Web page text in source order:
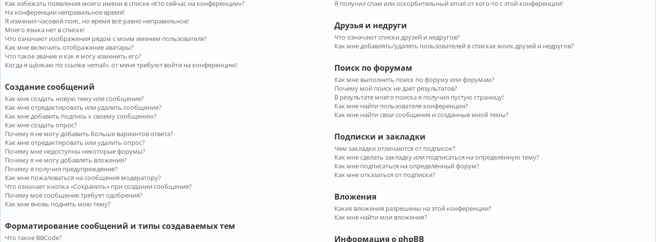
Как избежать появления моего имени в списке «Кто сейчас на конференции»?
На конференции неправильное время!
Я изменил часовой пояс, но время всё равно неправильное!
Моего языка нет в списке!
Что означают изображения рядом с моим именем пользователя?
Как мне включить отображение аватары?
Что такое звание и как я могу изменить его?
Когда я щёлкаю по ссылке «email», от меня требуют войти на конференцию!
Создание сообщений
Как мне создать новую тему или сообщение?
Как мне отредактировать или удалить сообщение?
Как мне добавить подпись к своему сообщению?
Как мне создать опрос?
Почему я не могу добавить больше вариантов ответа?
Как мне отредактировать или удалить опрос?
Почему мне недоступны некоторые форумы?
Почему я не могу добавлять вложения?
Почему я получил предупреждение?
Как мне пожаловаться на сообщения модератору?
Что означает кнопка «Сохранить» при создании сообщения?
Почему моё сообщение требует одобрения?
Как мне вновь поднять мою тему?
Форматирование сообщений и типы создаваемых тем
Что такое BBCode?
Я получил спам или оскорбительный email от кого-то с этой конференции!
Друзья и недруги
Что означают списки друзей и недругов?
Как мне добавлять/удалять пользователей в списках моих друзей и недругов?
Поиск по форумам
Как мне выполнить поиск по форуму или форумам?
Почему мой поиск не даёт результатов?
В результате моего поиска я получил пустую страницу!
Как мне найти пользователя конференции?
Как мне найти свои сообщения и созданные мной темы?
Подписки и закладки
Чем закладки отличаются от подписок?
Как мне сделать закладку или подписаться на определённую тему?
Как мне подписаться на определённый форум?
Как мне отказаться от подписки?
Вложения
Какие вложения разрешены на этой конференции?
Как мне найти мои вложения?
Информация о phpBB